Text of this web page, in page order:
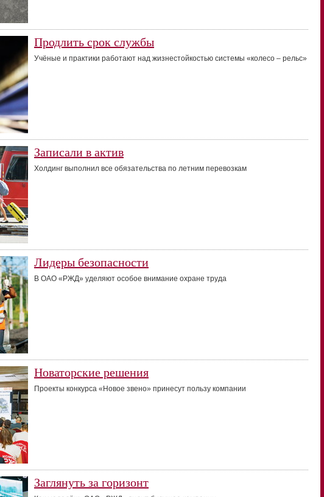
Продлить срок службы
Учёные и практики работают над жизнестойкостью системы «колесо – рельс»
Записали в актив
Холдинг выполнил все обязательства по летним перевозкам
Лидеры безопасности
В ОАО «РЖД» уделяют особое внимание охране труда
Новаторские решения
Проекты конкурса «Новое звено» принесут пользу компании
Заглянуть за горизонт